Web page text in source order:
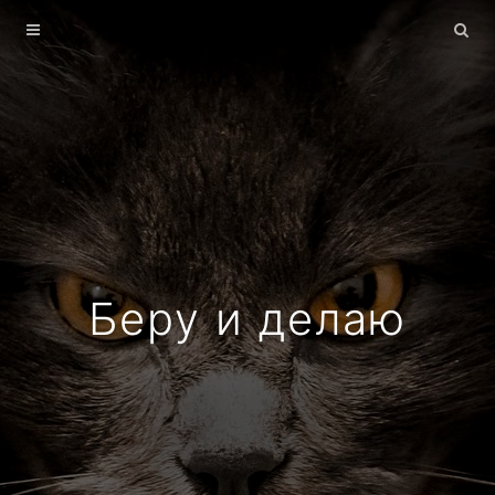
Беру и делаю
Главная
Архив